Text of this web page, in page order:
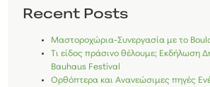
Recent Posts
Μαστοροχώρια-Συνεργασία με το
Τι είδος πράσινο θέλουμε; Εκδήλωση
Bauhaus Festival
Ορθόπτερα και Ανανεώσιμες πηγές